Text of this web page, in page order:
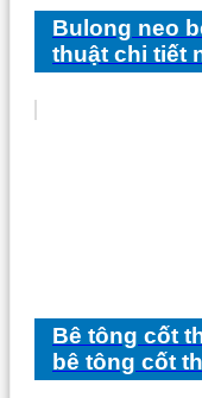
Bulong neo
thuật chi tiết
Bê tông cốt
bê tông cốt